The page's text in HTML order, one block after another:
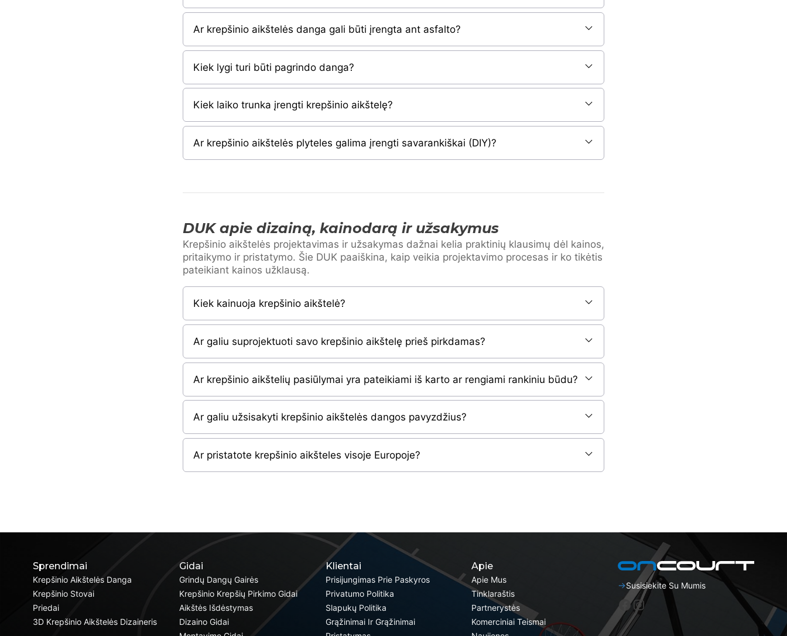
Ar krepšinio aikštelės danga gali būti įrengta ant asfalto?
Kiek lygi turi būti pagrindo danga?
Kiek laiko trunka įrengti krepšinio aikštelę?
Ar krepšinio aikštelės plyteles galima įrengti savarankiškai (DIY)?
DUK apie dizainą, kainodarą ir užsakymus
Krepšinio aikštelės projektavimas ir užsakymas dažnai kelia praktinių klausimų dėl kainos,
pritaikymo ir pristatymo. Šie DUK paaiškina, kaip veikia projektavimo procesas ir ko tikėtis
pateikiant kainos užklausą.
Kiek kainuoja krepšinio aikštelė?
Ar galiu suprojektuoti savo krepšinio aikštelę prieš pirkdamas?
Ar krepšinio aikštelių pasiūlymai yra pateikiami iš karto ar rengiami rankiniu būdu?
Ar galiu užsisakyti krepšinio aikštelės dangos pavyzdžius?
Ar pristatote krepšinio aikšteles visoje Europoje?
Sprendimai
Krepšinio Aikštelės Danga
Krepšinio Stovai
Priedai
3D Krepšinio Aikštelės Dizaineris
Gidai
Grindų Dangų Gairės
Krepšinio Krepšių Pirkimo Gidai
Aikštės Išdėstymas
Dizaino Gidai
Klientai
Prisijungimas Prie Paskyros
Privatumo Politika
Slapukų Politika
Grąžinimai Ir Grąžinimai
Apie
Apie Mus
Tinklaraštis
Partnerystės
Komerciniai Teismai
Susisiekite Su Mumis
„Facebook“
Instagram